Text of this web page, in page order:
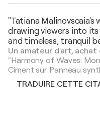
"Tatiana Malinovscaia's
drawing viewers into
and timeless, tranquil
Un amateur d'art,
"Harmony of Waves:
Ciment sur Panneau
TRADUIRE CETTE